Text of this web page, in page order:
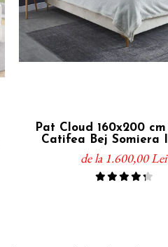
Pat Cloud 160x200
Catifea Bej Somiera
de la 1.600,00 Lei